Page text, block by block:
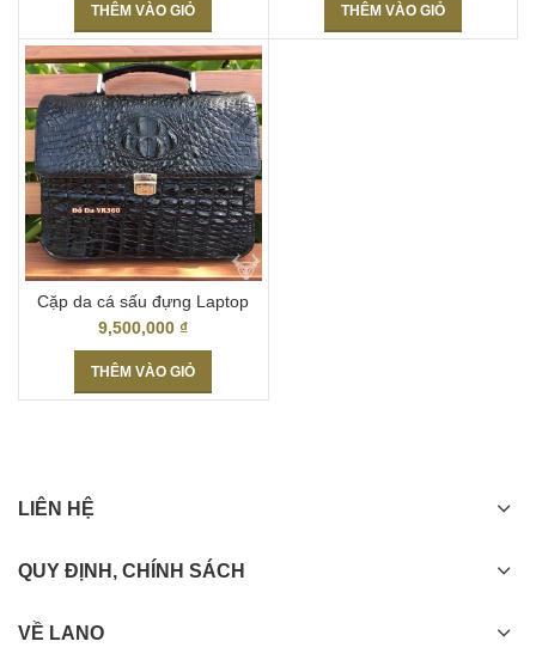
THÊM VÀO GIỎ THÊM VÀO GIỎ
Cặp da cá sấu đựng Laptop
giá rẻ Hà Nội
9,500,000 ₫
THÊM VÀO GIỎ
LIÊN HỆ
QUY ĐỊNH, CHÍNH SÁCH
VỀ LANO